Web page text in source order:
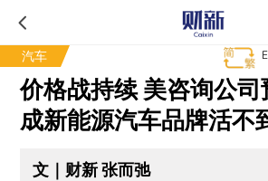
汽车
价格战持续 美咨询公司
成新能源汽车品牌活
文｜财新 张而弛